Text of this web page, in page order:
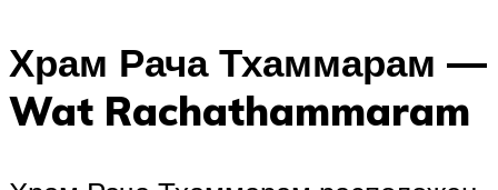
Храм Рача Тхаммарам —
Wat Rachathammaram